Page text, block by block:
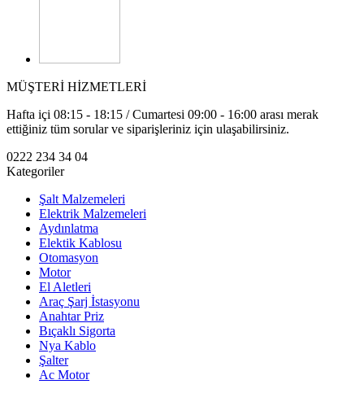
MÜŞTERİ HİZMETLERİ
Hafta içi 08:15 - 18:15 / Cumartesi 09:00 - 16:00 arası merak
ettiğiniz tüm sorular ve siparişleriniz için ulaşabilirsiniz.
0222 234 34 04
Kategoriler
Şalt Malzemeleri
Elektrik Malzemeleri
Aydınlatma
Elektik Kablosu
Otomasyon
Motor
El Aletleri
Araç Şarj İstasyonu
Anahtar Priz
Bıçaklı Sigorta
Nya Kablo
Şalter
Ac Motor